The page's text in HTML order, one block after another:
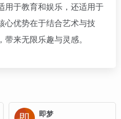
用于教育和娱乐，还适用于
心优势在于结合艺术与技
来无限乐趣与灵感。
即梦